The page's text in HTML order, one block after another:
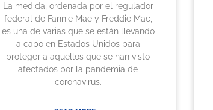
La medida, ordenada por el regulador
federal de Fannie Mae y Freddie Mac,
es una de varias que se están llevando
a cabo en Estados Unidos para
proteger a aquellos que se han visto
afectados por la pandemia de
coronavirus.